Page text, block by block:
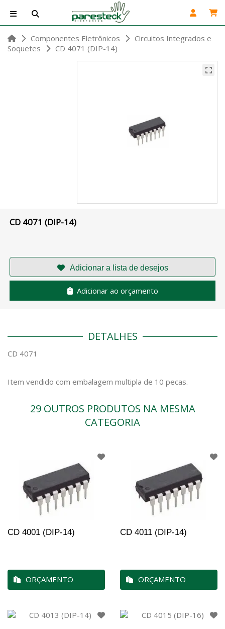
Componentes Eletrônicos
Circuitos Integrados e
Soquetes
CD 4071 (DIP-14)
CD 4071 (DIP-14)
Adicionar ao orçamento
DETALHES
CD 4071
Item vendido com embalagem multipla de 10 pecas.
29 OUTROS PRODUTOS NA MESMA
CATEGORIA
CD 4001 (DIP-14)
ORÇAMENTO
CD 4011 (DIP-14)
ORÇAMENTO